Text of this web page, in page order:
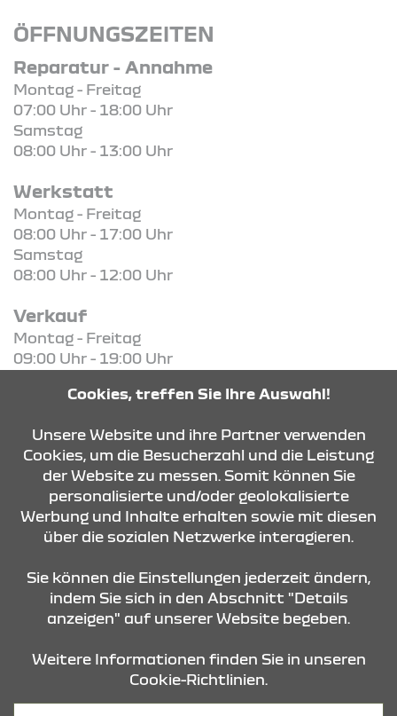
ÖFFNUNGSZEITEN
Reparatur - Annahme
Montag - Freitag
07:00 Uhr - 18:00 Uhr
Samstag
08:00 Uhr - 13:00 Uhr
Werkstatt
Montag - Freitag
08:00 Uhr - 17:00 Uhr
Samstag
08:00 Uhr - 12:00 Uhr
Verkauf
Montag - Freitag
09:00 Uhr - 19:00 Uhr
09:00 Uhr - 14:00 Uhr
KONTAKT & ANFAHRT
ÖFFNUNGSZEITEN
STANDORTE
Cookies, treffen Sie Ihre Auswahl!
Unsere Website und ihre Partner verwenden
Cookies, um die Besucherzahl und die Leistung
der Website zu messen. Somit können Sie
personalisierte und/oder geolokalisierte
Werbung und Inhalte erhalten sowie mit diesen
über die sozialen Netzwerke interagieren.
Sie können die Einstellungen jederzeit ändern,
indem Sie sich in den Abschnitt "Details
anzeigen" auf unserer Website begeben.
Weitere Informationen finden Sie in unseren
Cookie-Richtlinien.